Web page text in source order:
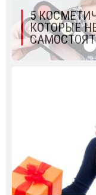
5
КОТОРЫЕ